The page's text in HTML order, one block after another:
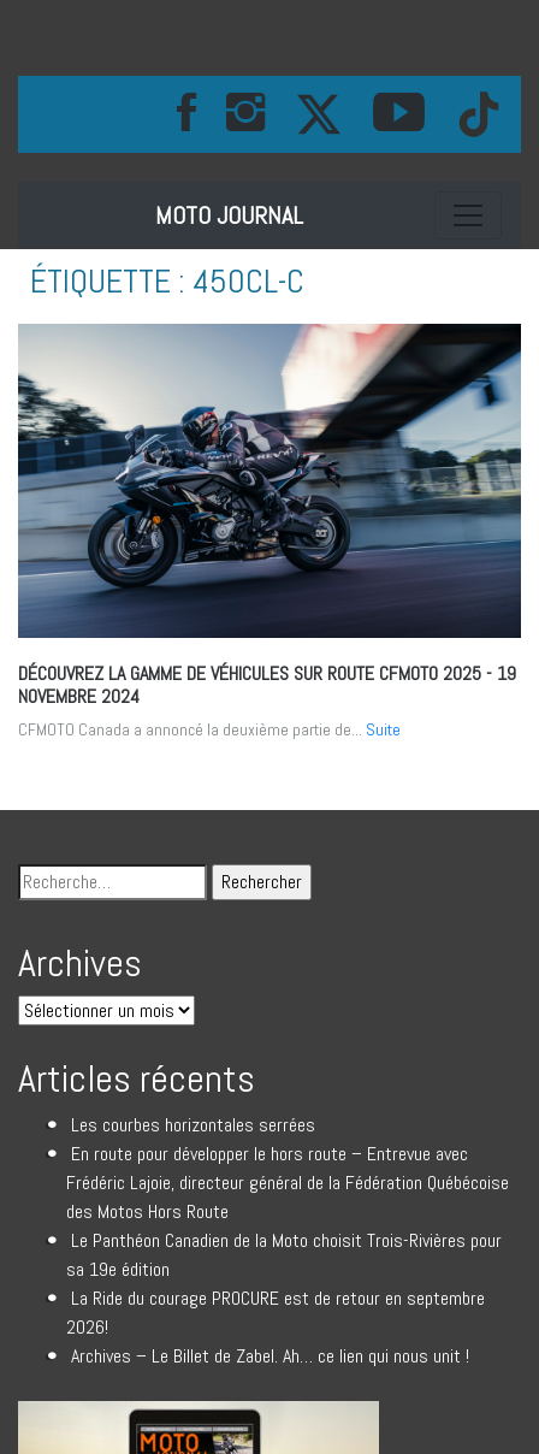
MOTO JOURNAL Toggle
ÉTIQUETTE : 450CL-C
DÉCOUVREZ LA GAMME DE VÉHICULES SUR ROUTE CFMOTO 2025- 19
NOVEMBRE 2024
CFMOTO Canada a annoncé la deuxième partie de... Suite
Archives
Articles récents
Les courbes horizontales serrées
En route pour développer le hors route – Entrevue avec
Frédéric Lajoie, directeur général de la Fédération Québécoise
des Motos Hors Route
Le Panthéon Canadien de la Moto choisit Trois-Rivières pour
sa 19e édition
La Ride du courage PROCURE est de retour en septembre
2026!
Archives – Le Billet de Zabel. Ah… ce lien qui nous unit !